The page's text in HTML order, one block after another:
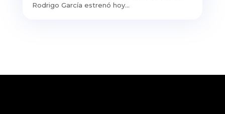
Rodrigo García estrenó hoy...